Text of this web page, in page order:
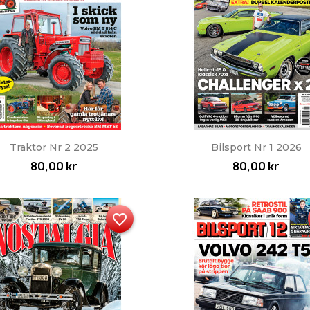
Snabbvy
Traktor Nr 2 2025
80,00 kr
Snabbvy
Bilsport Nr 1 2026
80,00 kr
favorite_border